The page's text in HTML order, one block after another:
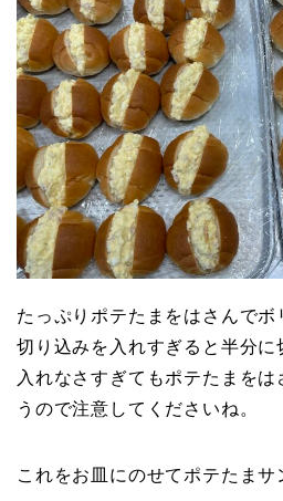
たっぷりポテたまをはさんでボ
切り込みを入れすぎると半分に
入れなさすぎてもポテたまをは
うので注意してくださいね。
これをお皿にのせてポテたまサ